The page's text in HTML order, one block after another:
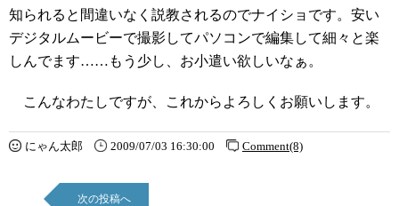
知られると間違いなく説教されるのでナイショです。安い
デジタルムービーで撮影してパソコンで編集して細々と楽
しんでます……もう少し、お小遣い欲しいなぁ。
こんなわたしですが、これからよろしくお願いします。
にゃん太郎 2009/07/03 16:30:00 Comment(8)
次の投稿へ